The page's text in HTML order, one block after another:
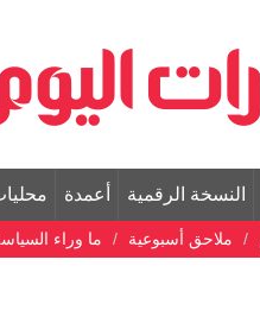
النسخة الرقمية أعمدة
ملاحق أسبوعية ما وراء